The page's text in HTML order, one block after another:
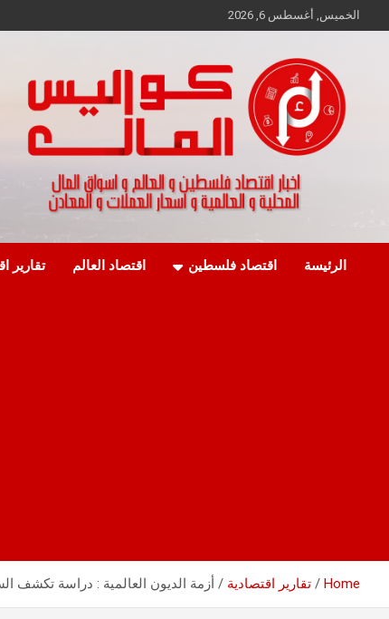
to
الخميس, أغسطس 6, 2026
كواليس المال
الرئيسة اقتصاد فلسطين اقتصاد العالم تقارير
Home تقارير اقتصادية أزمة الديون العالمية : دراسة تكشف